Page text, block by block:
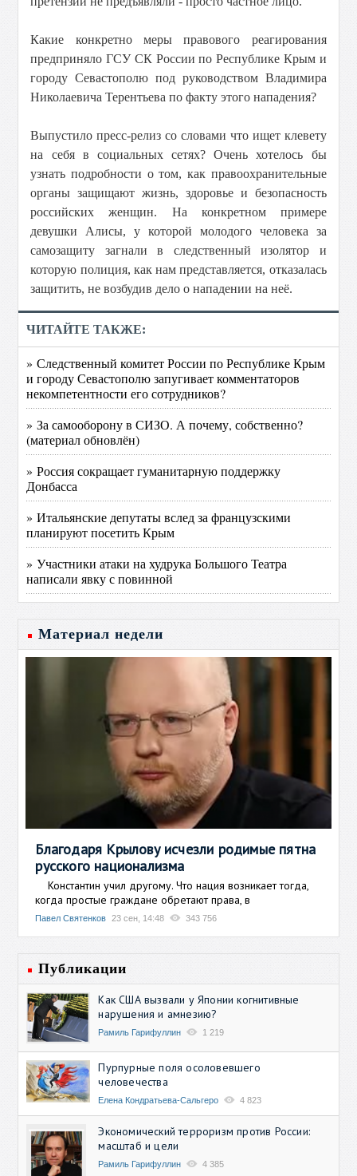
Какие конкретно меры правового реагирования
предприняло ГСУ СК России по Республике Крым и
городу Севастополю под руководством Владимира
Николаевича Терентьева по факту этого нападения?
Выпустило пресс-релиз со словами что ищет клевету
на себя в социальных сетях? Очень хотелось бы
узнать подробности о том, как правоохранительные
органы защищают жизнь, здоровье и безопасность
российских женщин. На конкретном примере
девушки Алисы, у которой молодого человека за
самозащиту загнали в следственный изолятор и
которую полиция, как нам представляется, отказалась
защитить, не возбудив дело о нападении на неё.
ЧИТАЙТЕ ТАКЖЕ:
» Следственный комитет России по Республике Крым
и городу Севастополю запугивает комментаторов
некомпетентности его сотрудников?
» За самооборону в СИЗО. А почему, собственно?
(материал обновлён)
» Россия сокращает гуманитарную поддержку
Донбасса
» Итальянские депутаты вслед за французскими
планируют посетить Крым
» Участники атаки на худрука Большого Театра
написали явку с повинной
Материал недели
Благодаря Крылову исчезли родимые пятна
русского национализма
Константин учил другому. Что нация возникает тогда,
когда простые граждане обретают права, в
Павел Святенков 23 сен, 14:48 343 756
Публикации
Как США вызвали у Японии когнитивные
нарушения и амнезию?
Рамиль Гарифуллин 1 219
Пурпурные поля осоловевшего
человечества
Елена Кондратьева-Сальгеро 4 823
Экономический терроризм против России:
масштаб и цели
Рамиль Гарифуллин 4 385